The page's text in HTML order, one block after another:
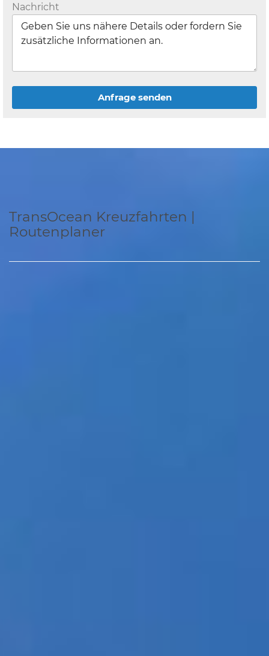
Nachricht
Anfrage senden
TransOcean Kreuzfahrten |
Routenplaner